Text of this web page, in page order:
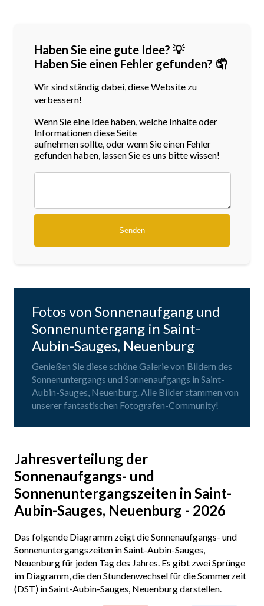
Haben Sie eine gute Idee? 💡
Haben Sie einen Fehler gefunden? 🤦
Wir sind ständig dabei, diese Website zu
verbessern!
Wenn Sie eine Idee haben, welche Inhalte oder
Informationen diese Seite
aufnehmen sollte, oder wenn Sie einen Fehler
gefunden haben, lassen Sie es uns bitte wissen!
Fotos von Sonnenaufgang und
Sonnenuntergang in Saint-
Aubin-Sauges, Neuenburg
Genießen Sie diese schöne Galerie von Bildern des
Sonnenuntergangs und Sonnenaufgangs in Saint-
Aubin-Sauges, Neuenburg. Alle Bilder stammen von
unserer fantastischen Fotografen-Community!
Jahresverteilung der
Sonnenaufgangs- und
Sonnenuntergangszeiten in Saint-
Aubin-Sauges, Neuenburg - 2026
Das folgende Diagramm zeigt die Sonnenaufgangs- und
Sonnenuntergangszeiten in Saint-Aubin-Sauges,
Neuenburg für jeden Tag des Jahres. Es gibt zwei Sprünge
im Diagramm, die den Stundenwechsel für die Sommerzeit
(DST) in Saint-Aubin-Sauges, Neuenburg darstellen.